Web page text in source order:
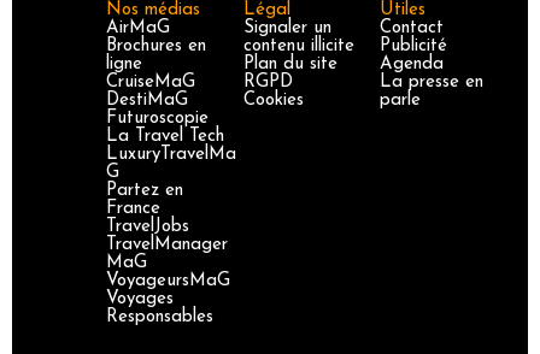
Nos médias
AirMaG
Brochures en
ligne
CruiseMaG
DestiMaG
Futuroscopie
La Travel Tech
LuxuryTravelMa
G
Partez en
France
TravelJobs
TravelManager
MaG
VoyageursMaG
Voyages
Responsables
Légal
Signaler un
contenu illicite
Plan du site
RGPD
Cookies
Utiles
Contact
Publicité
Agenda
La presse en
parle